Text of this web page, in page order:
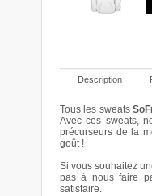
Bloomy
Details
Description
Tous les sweats
Avec ces sweats,
précurseurs de la
goût !
Si vous souhaitez
pas à nous faire
satisfaire.